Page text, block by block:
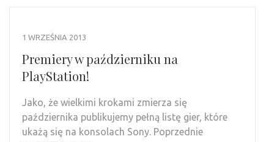
1 WRZEŚNIA 2013
Premiery w październiku na
PlayStation!
Jako, że wielkimi krokami zmierza się
października publikujemy pełną listę gier, które
ukażą się na konsolach Sony. Poprzednie